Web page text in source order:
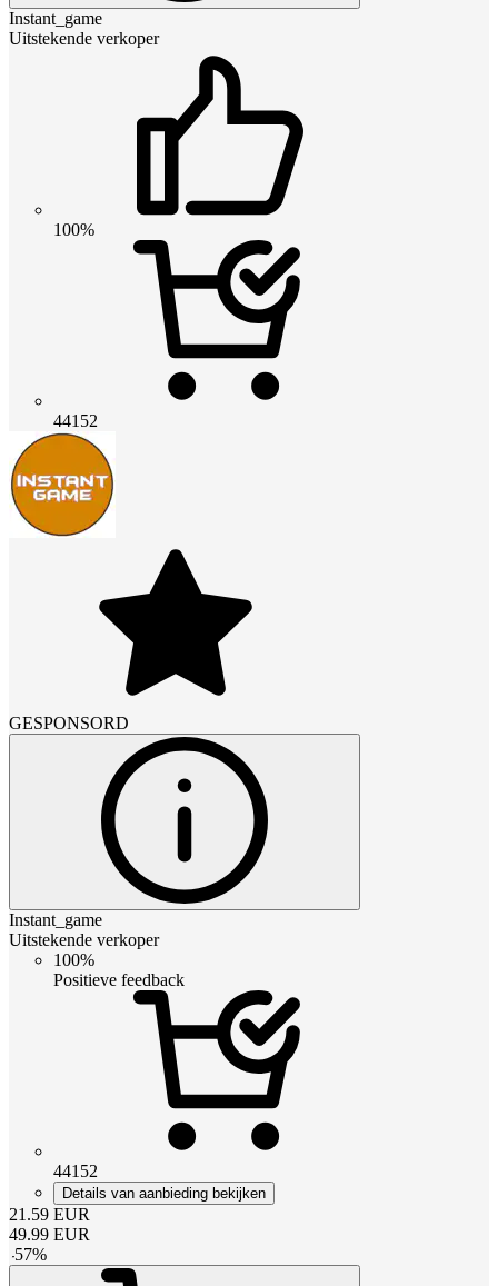
Instant_game
Uitstekende verkoper
100%
44152
GESPONSORD
Instant_game
Uitstekende verkoper
100%
Positieve feedback
44152
Details van aanbieding bekijken
21.59 EUR
49.99 EUR
-57%